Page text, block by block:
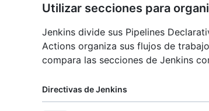
Utilizar secciones para
Jenkins divide sus Pipelines
Actions organiza sus flujos de
compara las secciones de Jenkins
Directivas de Jenkins